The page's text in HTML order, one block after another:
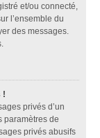
et/ou connecté,
l’ensemble du
des messages.
!
privés d’un
paramètres de
privés abusifs